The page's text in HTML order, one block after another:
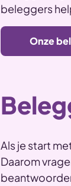
beleggers
Onze
Als je start
Daarom